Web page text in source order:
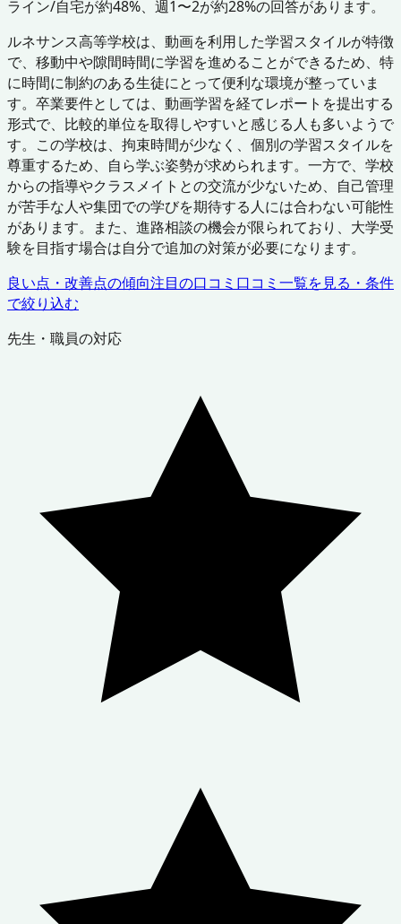
ライン/自宅が約48%、週1〜2が約28%の回答があります。
ルネサンス高等学校は、動画を利用した学習スタイルが特徴
で、移動中や隙間時間に学習を進めることができるため、特
に時間に制約のある生徒にとって便利な環境が整っていま
す。卒業要件としては、動画学習を経てレポートを提出する
形式で、比較的単位を取得しやすいと感じる人も多いようで
す。この学校は、拘束時間が少なく、個別の学習スタイルを
尊重するため、自ら学ぶ姿勢が求められます。一方で、学校
からの指導やクラスメイトとの交流が少ないため、自己管理
が苦手な人や集団での学びを期待する人には合わない可能性
があります。また、進路相談の機会が限られており、大学受
験を目指す場合は自分で追加の対策が必要になります。
良い点・改善点の傾向注目の口コミ 口コミ一覧を見る・条件
で絞り込む
先生・職員の対応